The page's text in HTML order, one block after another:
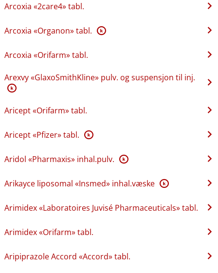
Arcoxia «2care4» tabl.
Arcoxia «Organon» tabl. K
Arcoxia «Orifarm» tabl.
Arexvy «GlaxoSmithKline» pulv. og suspensjon til inj.
K
Aricept «Orifarm» tabl.
Aricept «Pfizer» tabl. K
Aridol «Pharmaxis» inhal.pulv. K
Arikayce liposomal «Insmed» inhal.væske K
Arimidex «Laboratoires Juvisé Pharmaceuticals» tabl.
Arimidex «Orifarm» tabl.
Aripiprazole Accord «Accord» tabl.